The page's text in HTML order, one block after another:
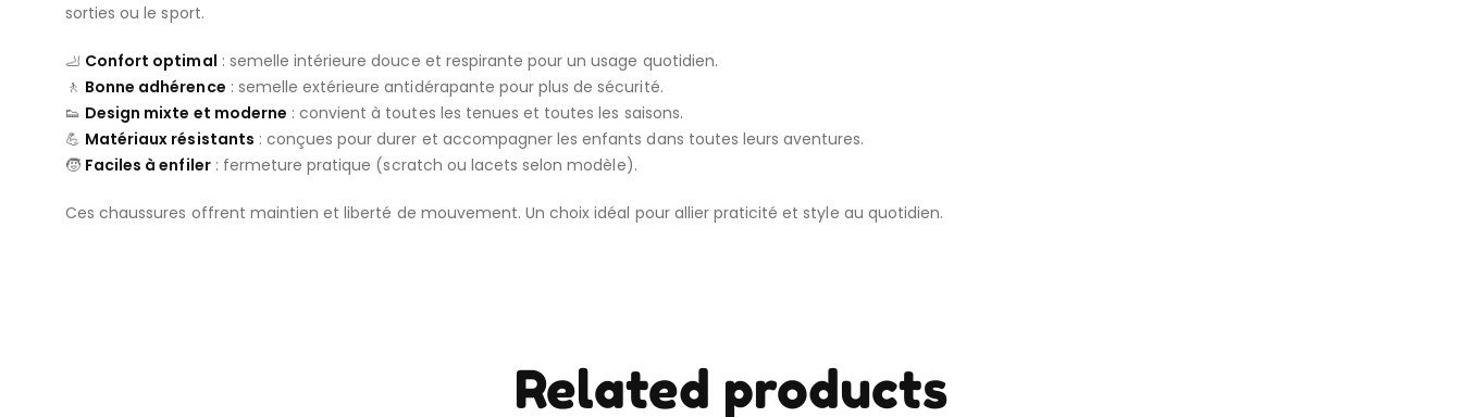
sorties ou le sport.
🦶 Confort optimal : semelle intérieure douce et respirante pour un usage quotidien.
🚶 Bonne adhérence : semelle extérieure antidérapante pour plus de sécurité.
👟 Design mixte et moderne : convient à toutes les tenues et toutes les saisons.
💪 Matériaux résistants : conçues pour durer et accompagner les enfants dans toutes leurs aventures.
🧒 Faciles à enfiler: fermeture pratique (scratch ou lacets selon modèle).
Ces chaussures offrent maintien et liberté de mouvement. Un choix idéal pour allier praticité et style au quotidien.
Related products